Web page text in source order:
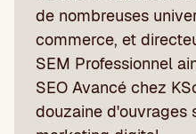
de nombreuses
commerce, et
SEM Professionnel
SEO Avancé chez
douzaine d'ouvrages